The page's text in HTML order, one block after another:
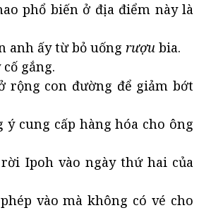
phổ biến ở địa điểm này là
anh ấy từ bỏ uống rượu bia.
gắng.
rộng con đường để giảm bớt
ý cung cấp hàng hóa cho ông
Ipoh vào ngày thứ hai của
vào mà không có vé cho